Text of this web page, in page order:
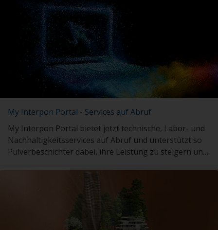
My Interpon Portal - Services auf Abruf
My Interpon Portal bietet jetzt technische, Labor- und
Nachhaltigkeitsservices auf Abruf und unterstützt so
Pulverbeschichter dabei, ihre Leistung zu steigern und